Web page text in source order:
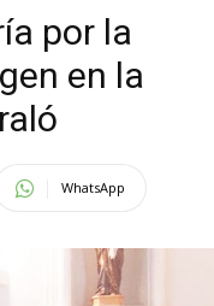
por la
en la
WhatsApp